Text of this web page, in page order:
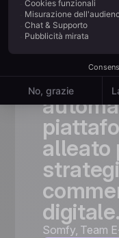
attività
ora
alleato
Somfy, Team